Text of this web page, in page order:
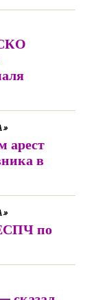
арест
в
по